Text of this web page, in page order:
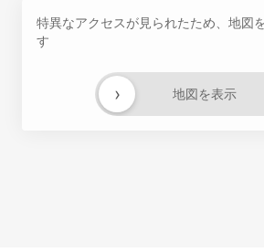
特異なアクセスが見られたため、地図
す
地図を表示
›